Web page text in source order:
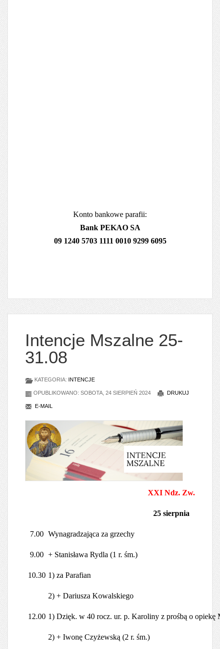
Konto bankowe parafii:
Bank PEKAO SA
09 1240 5703 1111 0010 9299 6095
Intencje Mszalne 25-
31.08
KATEGORIA: INTENCJE
OPUBLIKOWANO: SOBOTA, 24 SIERPIEŃ 2024 DRUKUJ
E-MAIL
XXI Ndz. Zw.
25 sierpnia
7.00 Wynagradzająca za grzechy
9.00 + Stanisława Rydla (1 r. śm.)
10.30 1) za Parafian
2) + Dariusza Kowalskiego
12.00 1) Dzięk. w 40 rocz. ur. p. Karoliny z prośbą o opiekę
2) + Iwonę Czyżewską (2 r. śm.)